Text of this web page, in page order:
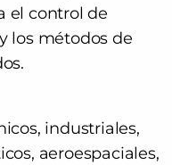
el control de
los métodos de
industriales,
aeroespaciales,